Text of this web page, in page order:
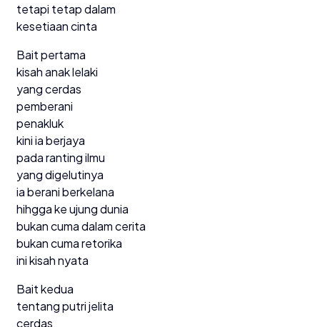
tetapi tetap dalam
kesetiaan cinta
Bait pertama
kisah anak lelaki
yang cerdas
pemberani
penakluk
kini ia berjaya
pada ranting ilmu
yang digelutinya
ia berani berkelana
hihgga ke ujung dunia
bukan cuma dalam cerita
bukan cuma retorika
ini kisah nyata
Bait kedua
tentang putri jelita
cerdas